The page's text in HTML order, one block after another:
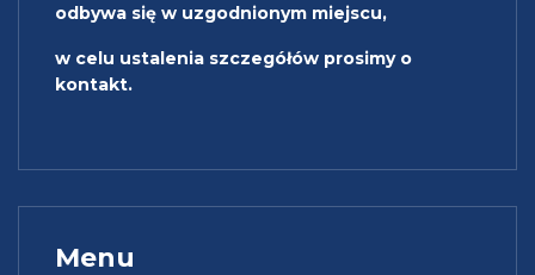
odbywa się w uzgodnionym miejscu,
w celu ustalenia szczegółów prosimy o
kontakt.
Menu